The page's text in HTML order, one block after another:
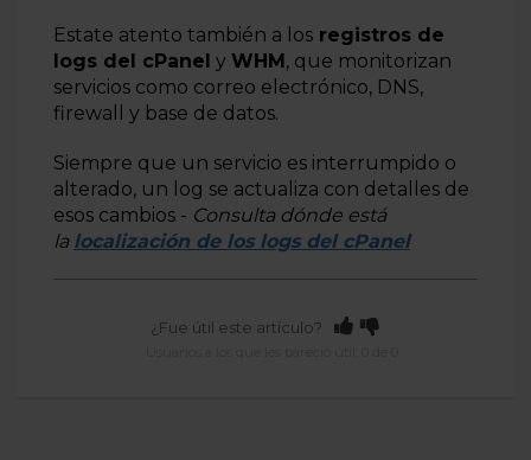
Estate atento también a los registros de
logs del cPanel y WHM , que monitorizan
servicios como correo electrónico, DNS,
firewall y base de datos.
Siempre que un servicio es interrumpido o
alterado, un log se actualiza con detalles de
esos cambios - Consulta dónde está
la localización de los logs del cPanel
¿Fue útil este artículo?